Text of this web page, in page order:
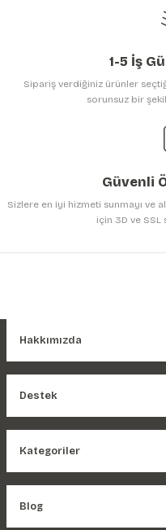
1-5 İş
Sipariş verdiğiniz ürünler
sorunsuz bir
Güvenli
Sizlere en iyi hizmeti sunmayı ve
için 3D ve SSL
Hakkımızda
Destek
Kategoriler
Blog